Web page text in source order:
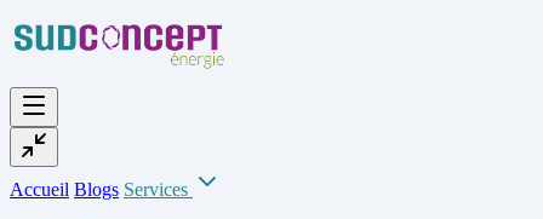
Accueil Blogs Services